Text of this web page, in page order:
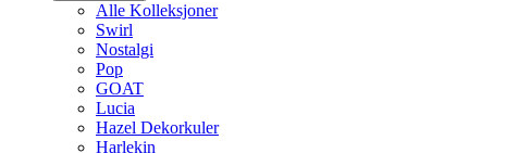
Alle Kolleksjoner
Swirl
Nostalgi
Pop
GOAT
Lucia
Hazel Dekorkuler
Harlekin